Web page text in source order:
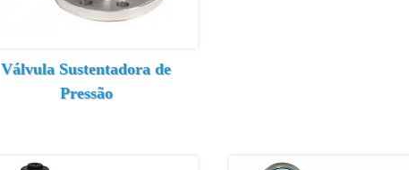
Válvula Sustentadora de
Pressão